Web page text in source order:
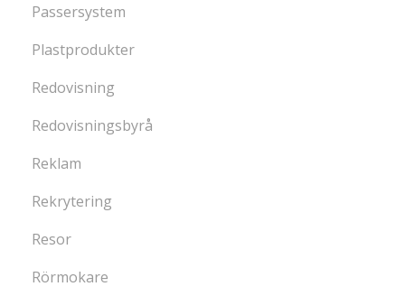
Passersystem
Plastprodukter
Redovisning
Redovisningsbyrå
Reklam
Rekrytering
Resor
Rörmokare